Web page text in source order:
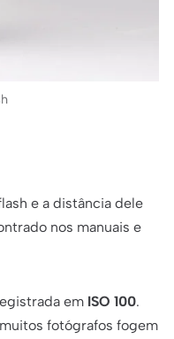
e a distância dele
nos manuais e
em ISO 100.
fotógrafos fogem